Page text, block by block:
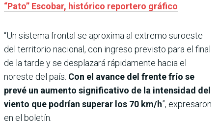
“Pato” Escobar, histórico reportero gráfico
“Un sistema frontal se aproxima al extremo suroeste
del territorio nacional, con ingreso previsto para el final
de la tarde y se desplazará rápidamente hacia el
noreste del país. Con el avance del frente frío se
prevé un aumento significativo de la intensidad del
viento que podrían superar los 70 km/h”, expresaron
en el boletín.